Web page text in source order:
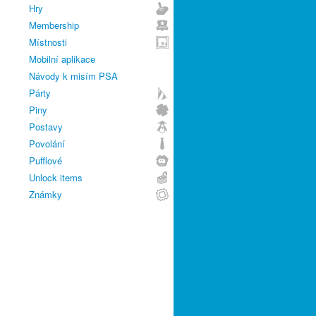
Hry
Membership
Místnosti
Mobilní aplikace
Návody k misím PSA
Párty
Piny
Postavy
Povolání
Pufflové
Unlock items
Známky